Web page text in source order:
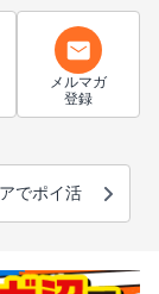
メルマガ
登録
でポイ活